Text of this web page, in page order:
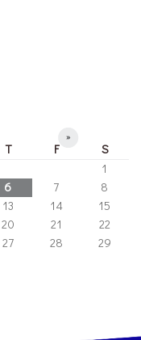
»
T F
S
1
6 7
8
13 14
15
20 21
22
27 28
29